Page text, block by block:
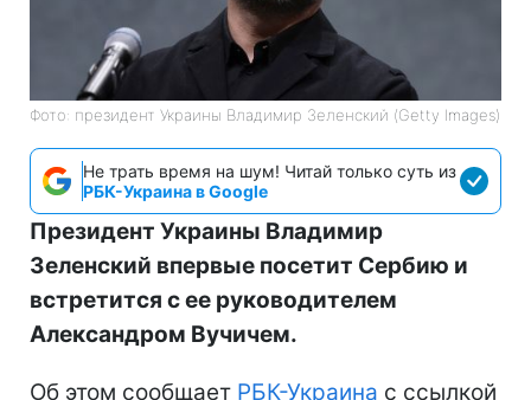
Фото: президент Украины Владимир Зеленский (Getty Images)
Не трать время на шум! Читай только суть из
РБК-Украина в Google
Президент Украины Владимир
Зеленский впервые посетит Сербию и
встретится с ее руководителем
Александром Вучичем.
Об этом сообщает РБК-Украина с ссылкой